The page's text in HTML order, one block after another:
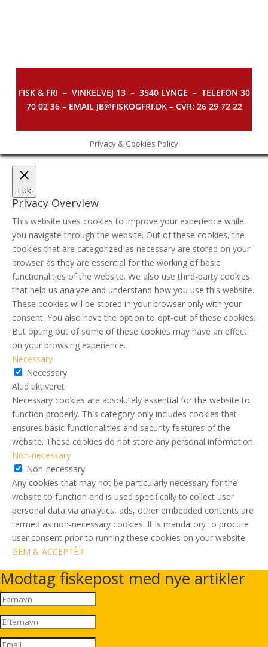
FISK & FRI – VINKELVEJ 13 – 3540 LYNGE – TELEFON 30
70 02 36 – EMAIL JB@FISKOGFRI.DK – CVR: 26 29 72 22
Privacy & Cookies Policy
Luk
Privacy Overview
This website uses cookies to improve your experience while
you navigate through the website. Out of these cookies, the
cookies that are categorized as necessary are stored on your
browser as they are essential for the working of basic
functionalities of the website. We also use third-party cookies
that help us analyze and understand how you use this website.
These cookies will be stored in your browser only with your
consent. You also have the option to opt-out of these cookies.
But opting out of some of these cookies may have an effect
on your browsing experience.
Necessary
Necessary
Altid aktiveret
Necessary cookies are absolutely essential for the website to
function properly. This category only includes cookies that
ensures basic functionalities and security features of the
website. These cookies do not store any personal information.
Non-necessary
Non-necessary
Any cookies that may not be particularly necessary for the
website to function and is used specifically to collect user
personal data via analytics, ads, other embedded contents are
termed as non-necessary cookies. It is mandatory to procure
user consent prior to running these cookies on your website.
GEM & ACCEPTÈR
Modtag fiskepost med nye artikler